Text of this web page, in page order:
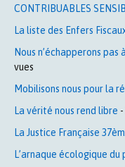
CONTRIBUABLES
La liste des Enfers
Nous n’échapperons
vues
Mobilisons nous pour la
La vérité nous rend libre
La Justice Française
L’arnaque écologique